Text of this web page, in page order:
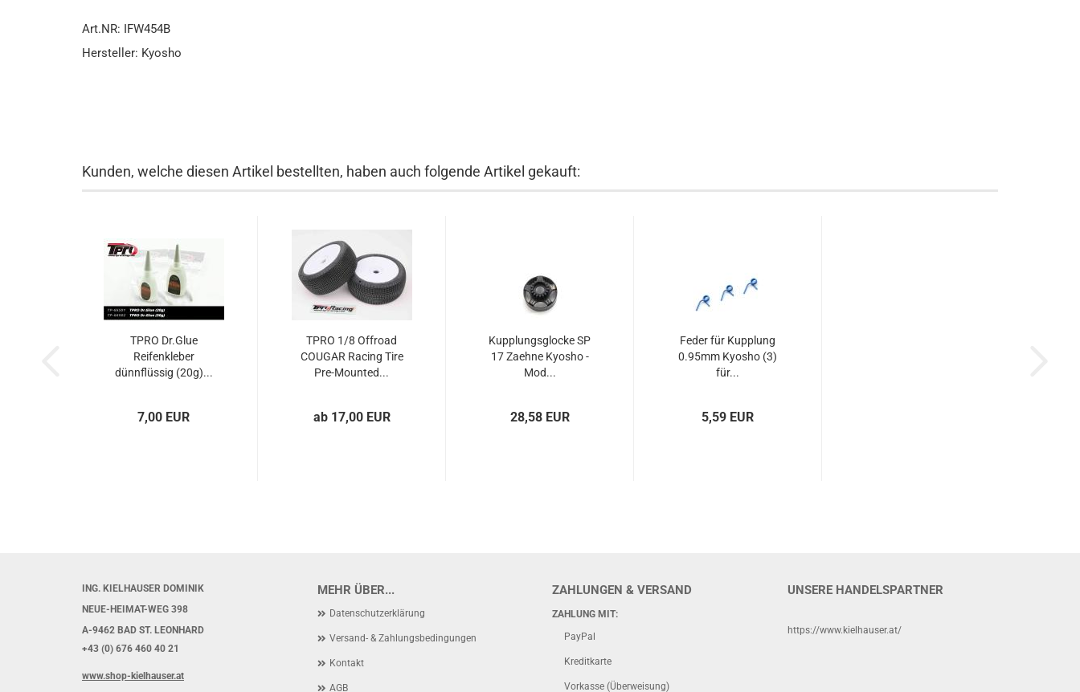
Art.NR: IFW454B
Hersteller: Kyosho
Kunden, welche diesen Artikel bestellten, haben auch folgende Artikel gekauft:
TPRO Dr.Glue
Reifenkleber
dünnflüssig (20g)...
7,00 EUR
TPRO 1/8 Offroad
COUGAR Racing Tire
Pre-Mounted...
ab 17,00 EUR
Kupplungsglocke SP
17 Zaehne Kyosho -
Mod...
28,58 EUR
Feder für Kupplung
0.95mm Kyosho (3)
für...
5,59 EUR
MEHR ÜBER...
Datenschutzerklärung
Versand- & Zahlungsbedingungen
Kontakt
AGB
ZAHLUNGEN & VERSAND
ZAHLUNG MIT:
PayPal
Kreditkarte
Vorkasse (Überweisung)
UNSERE HANDELSPARTNER
https://www.kielhauser.at/
ING. KIELHAUSER DOMINIK
NEUE-HEIMAT-WEG 398
A-9462 BAD ST. LEONHARD
+43 (0) 676 460 40 21
www.shop-kielhauser.at